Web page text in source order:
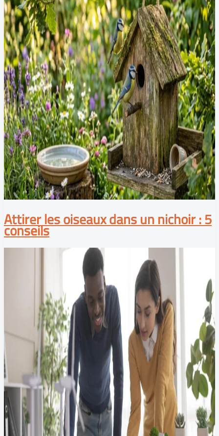
Attirer les oiseaux dans un nichoir : 5
conseils